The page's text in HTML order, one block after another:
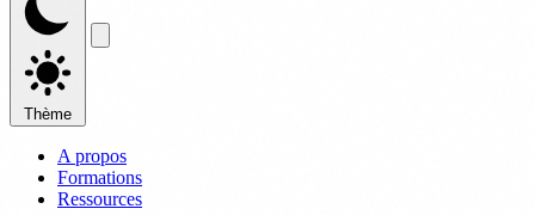
Thème
A propos
Formations
Ressources